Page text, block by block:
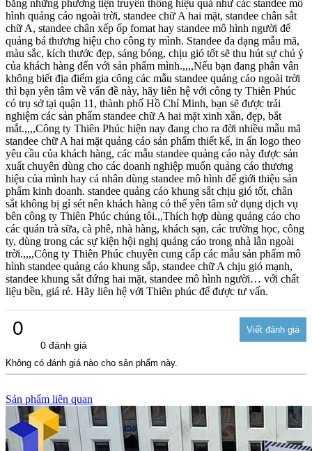
bằng những phương tiện truyền thông hiệu quả như các standee mô
hình quảng cáo ngoài trời, standee chữ A hai mặt, standee chân sắt
chữ A, standee chân xếp ốp fomat hay standee mô hình người để
quảng bá thương hiệu cho công ty mình. Standee đa dạng mẫu mã,
màu sắc, kích thước đẹp, sáng bóng, chịu gió tốt sẽ thu hút sự chú ý
của khách hàng đến với sản phẩm mình.,,,,Nếu bạn đang phân vân
không biết địa điểm gia công các mẫu standee quảng cáo ngoài trời
thì bạn yên tâm về vấn đề này, hãy liên hệ với công ty Thiên Phúc
có trụ sở tại quận 11, thành phố Hồ Chí Minh, bạn sẽ được trải
nghiệm các sản phẩm standee chữ A hai mặt xinh xắn, đẹp, bắt
mắt.,,,,Công ty Thiên Phúc hiện nay đang cho ra đời nhiều mẫu mã
standee chữ A hai mặt quảng cáo sản phẩm thiết kế, in ấn logo theo
yêu cầu của khách hàng, các mẫu standee quảng cáo này được sản
xuất chuyên dùng cho các doanh nghiệp muốn quảng cáo thương
hiệu của mình hay cá nhân dùng standee mô hình để giới thiệu sản
phẩm kinh doanh. standee quảng cáo khung sắt chịu gió tốt, chân
sắt không bị gỉ sét nên khách hàng có thể yên tâm sử dụng dịch vụ
bên công ty Thiên Phúc chúng tôi.,,Thích hợp dùng quảng cáo cho
các quán trà sữa, cà phê, nhà hàng, khách sạn, các trường học, công
ty, dùng trong các sự kiện hội nghị quảng cáo trong nhà lẫn ngoài
trời.,,,,Công ty Thiên Phúc chuyên cung cấp các mẫu sản phẩm mô
hình standee quảng cáo khung sắp, standee chữ A chịu gió mạnh,
standee khung sắt đứng hai mặt, standee mô hình người… với chất
liệu bền, giá rẻ. Hãy liên hệ với Thiên phúc để được tư vấn.
0
0 đánh giá
Không có đánh giá nào cho sản phẩm này.
Sản phẩm liên quan